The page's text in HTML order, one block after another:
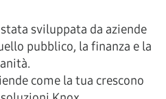
sviluppata da aziende
pubblico, la finanza e la
come la tua crescono